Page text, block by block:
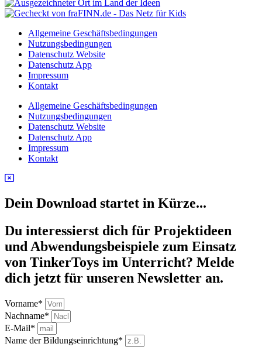
Allgemeine Geschäftsbedingungen
Nutzungsbedingungen
Datenschutz Website
Datenschutz App
Impressum
Kontakt
Allgemeine Geschäftsbedingungen
Nutzungsbedingungen
Datenschutz Website
Datenschutz App
Impressum
Kontakt
Dein Download startet in Kürze...
Du interessierst dich für Projektideen
und Abwendungsbeispiele zum Einsatz
von TinkerToys im Unterricht? Melde
dich jetzt für unseren Newsletter an.
Vorname*
Nachname*
E-Mail*
Name der Bildungseinrichtung*